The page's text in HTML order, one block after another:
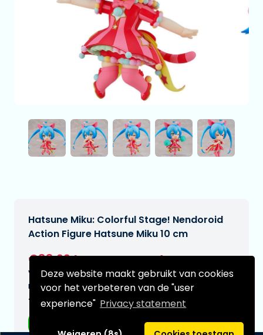
Deze website maakt gebruikt van cookies
voor het verbeteren van de "user
experience" Privacy statement
Hatsune Miku: Colorful Stage! Nendoroid
Action Figure Hatsune Miku 10 cm
€88,99
Verwachtte leverdatum:
n.v.t.
Type: